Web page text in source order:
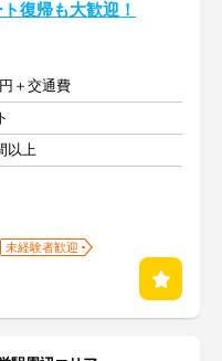
復帰も大歓迎！
＋交通費
以上
未経験者歓迎